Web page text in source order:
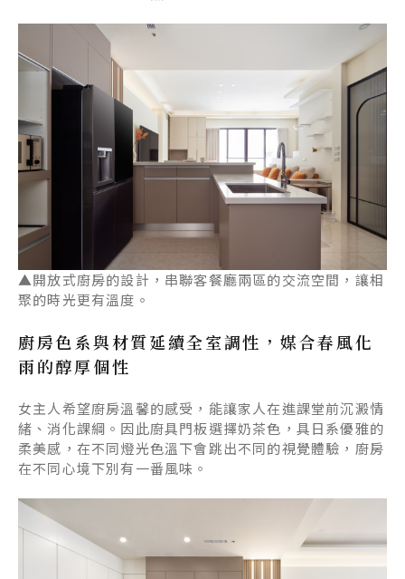
▲開放式廚房的設計，串聯客餐廳兩區的交流空間，讓相
聚的時光更有溫度。
廚房色系與材質延續全室調性，媒合春風化
雨的醇厚個性
女主人希望廚房溫馨的感受，能讓家人在進課堂前沉澱情
緒、消化課綱。因此廚具門板選擇奶茶色，具日系優雅的
柔美感，在不同燈光色溫下會跳出不同的視覺體驗，廚房
在不同心境下別有一番風味。